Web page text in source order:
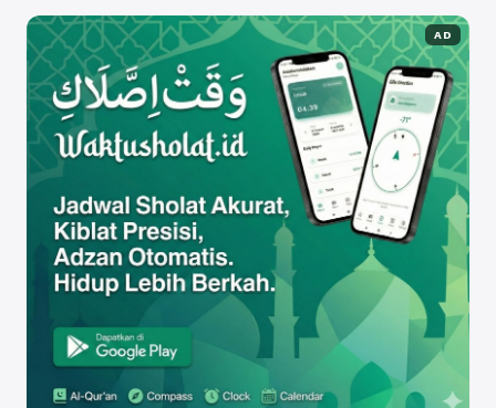
AD